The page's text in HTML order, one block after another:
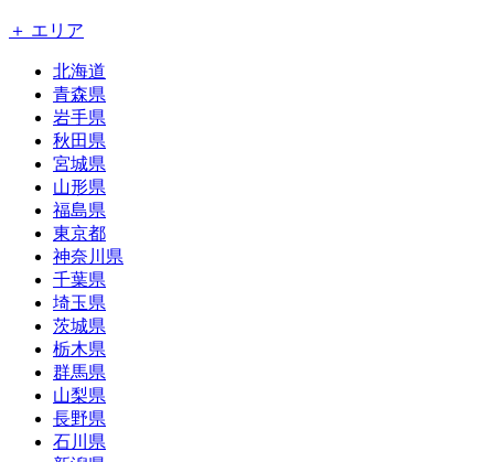
＋ エリア
北海道
青森県
岩手県
秋田県
宮城県
山形県
福島県
東京都
神奈川県
千葉県
埼玉県
茨城県
栃木県
群馬県
山梨県
長野県
石川県